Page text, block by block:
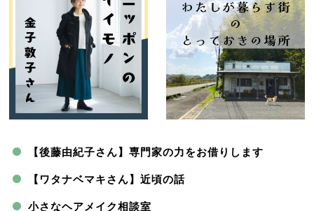
【後藤由紀子さん】専門家の力をお借りします
【ワタナベマキさん】近頃の話
小さなヘアメイク相談室